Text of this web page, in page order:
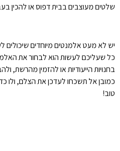
שלטים מעוצבים בבית דפוס או להכין
יש לא מעט אלמנטים מיוחדים שיכולים
כל שעליכם לעשות הוא לבחור את
בחנויות הייעודיות או להזמין מהרשת,
כמובן אל תשכחו לעדכן את הצלם, ולו
טוב!